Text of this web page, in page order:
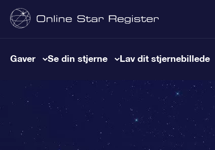
Gaver Se din stjerne Lav dit stjernebillede